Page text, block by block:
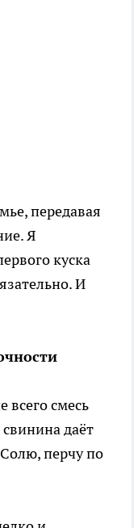
передавая
Я
куска
И
смесь
даёт
перчу по